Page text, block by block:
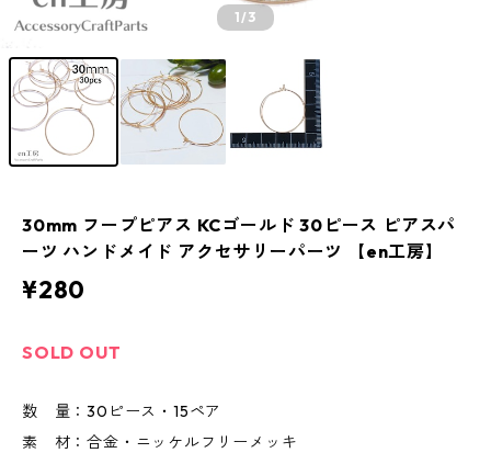
1/3
30mm フープピアス KCゴールド 30ピース ピアスパ
ーツ ハンドメイド アクセサリーパーツ 【en工房】
¥280
SOLD OUT
数 量：30ピース・15ペア
素 材：合金・ニッケルフリーメッキ